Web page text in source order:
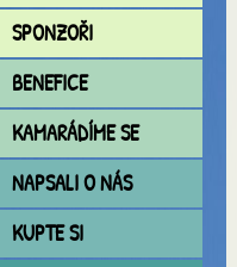
SPONZOŘI
BENEFICE
KAMARÁDÍME SE
NAPSALI O NÁS
KUPTE SI